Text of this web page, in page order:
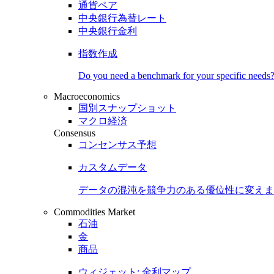
通貨ペア
中央銀行為替レート
中央銀行金利
指数作成
Do you need a benchmark for your specific needs?
Macroeconomics
国別スナップショット
マクロ経済
Consensus
コンセンサス予想
カスタムデータ
データの混沌を競争力のある優位性に変え
Commodities Market
石油
金
商品
ウィジェット: 金利マップ